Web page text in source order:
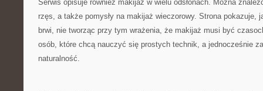
Serwis opisuje również makijaż w wielu odsłonach. Można
rzęs, a także pomysły na makijaż wieczorowy. Strona pokazuje,
brwi, nie tworząc przy tym wrażenia, że makijaż musi być
osób, które chcą nauczyć się prostych technik, a jednocześnie
naturalność.